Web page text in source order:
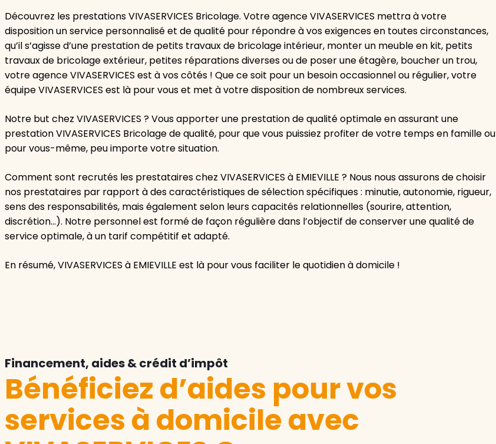
Découvrez les prestations VIVASERVICES Bricolage. Votre agence VIVASERVICES mettra à votre
disposition un service personnalisé et de qualité pour répondre à vos exigences en toutes circonstances,
qu’il s’agisse d’une prestation de petits travaux de bricolage intérieur, monter un meuble en kit, petits
travaux de bricolage extérieur, petites réparations diverses ou de poser une étagère, boucher un trou,
votre agence VIVASERVICES est à vos côtés ! Que ce soit pour un besoin occasionnel ou régulier, votre
équipe VIVASERVICES est là pour vous et met à votre disposition de nombreux services.
Notre but chez VIVASERVICES ? Vous apporter une prestation de qualité optimale en assurant une
prestation VIVASERVICES Bricolage de qualité, pour que vous puissiez profiter de votre temps en famille ou
pour vous-même, peu importe votre situation.
Comment sont recrutés les prestataires chez VIVASERVICES à EMIEVILLE ? Nous nous assurons de choisir
nos prestataires par rapport à des caractéristiques de sélection spécifiques : minutie, autonomie, rigueur,
sens des responsabilités, mais également selon leurs capacités relationnelles (sourire, attention,
discrétion…). Notre personnel est formé de façon régulière dans l’objectif de conserver une qualité de
service optimale, à un tarif compétitif et adapté.
En résumé, VIVASERVICES à EMIEVILLE est là pour vous faciliter le quotidien à domicile !
Financement, aides & crédit d’impôt
Bénéficiez d’aides pour vos
services à domicile avec